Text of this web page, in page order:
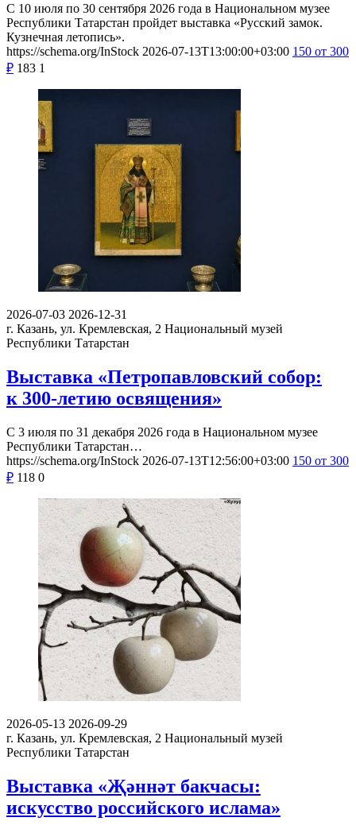
С 10 июля по 30 сентября 2026 года в Национальном музее
Республики Татарстан пройдет выставка «Русский замок.
Кузнечная летопись».
https://schema.org/InStock 2026-07-13T13:00:00+03:00 150 от 300
₽ 183 1
2026-07-03 2026-12-31
г. Казань, ул. Кремлевская, 2 Национальный музей
Республики Татарстан
Выставка «Петропавловский собор:
к 300-летию освящения»
С 3 июля по 31 декабря 2026 года в Национальном музее
Республики Татарстан…
https://schema.org/InStock 2026-07-13T12:56:00+03:00 150 от 300
₽ 118 0
2026-05-13 2026-09-29
г. Казань, ул. Кремлевская, 2 Национальный музей
Республики Татарстан
Выставка «Җәннәт бакчасы:
искусство российского ислама»